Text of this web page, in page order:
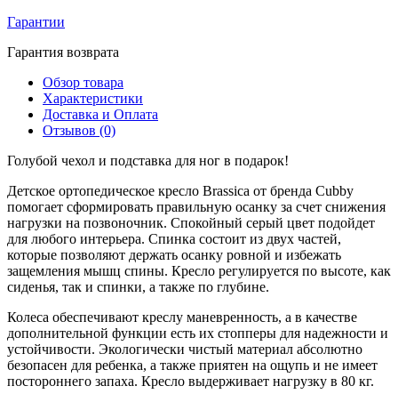
Гарантии
Гарантия возврата
Обзор товара
Характеристики
Доставка и Оплата
Отзывов (0)
Голубой чехол и подставка для ног в подарок!
Детское ортопедическое кресло Brassica от бренда Cubby
помогает сформировать правильную осанку за счет снижения
нагрузки на позвоночник. Спокойный серый цвет подойдет
для любого интерьера. Спинка состоит из двух частей,
которые позволяют держать осанку ровной и избежать
защемления мышц спины. Кресло регулируется по высоте, как
сиденья, так и спинки, а также по глубине.
Колеса обеспечивают креслу маневренность, а в качестве
дополнительной функции есть их стопперы для надежности и
устойчивости. Экологически чистый материал абсолютно
безопасен для ребенка, а также приятен на ощупь и не имеет
постороннего запаха. Кресло выдерживает нагрузку в 80 кг.